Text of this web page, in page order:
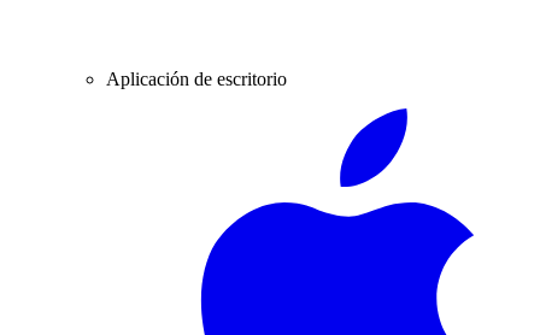
Aplicación de escritorio